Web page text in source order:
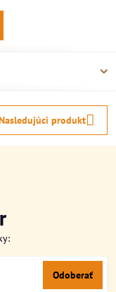
produkt
Odoberať